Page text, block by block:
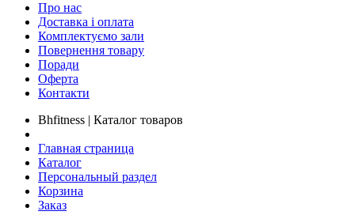
Про нас
Доставка і оплата
Комплектуємо зали
Повернення товару
Поради
Оферта
Контакти
Bhfitness | Каталог товаров
Главная страница
Каталог
Персональный раздел
Корзина
Заказ